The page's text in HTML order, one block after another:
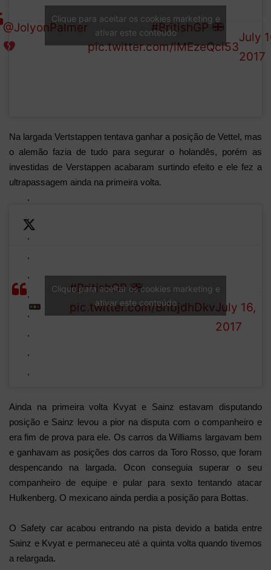
Heartbreak for
@JolyonPalmer
problems ahead of the
start of the #BritishGP
pic.twitter.com/iMEzeQci53
July
2017
Clique para aceitar os cookies marketing e
ativar este conteúdo
Na largada Vertstappen tentava ganhar a posição de Vettel, mas
o alemão fazia de tudo para segurar o holandês, porém as
investidas de Verstappen acabaram surtindo efeito e ele fez a
ultrapassagem ainda na primeira volta.
OUT!
#BritishGP
pic.twitter.com/BribjdhDkv
1 (@F1)
July 16,
2017
Clique para aceitar os cookies marketing e
ativar este conteúdo
Ainda na primeira volta Kvyat e Sainz estavam disputando
posição e Sainz levou a pior na disputa com o companheiro e
era fim de prova para ele. Os carros da Williams largavam bem
e ganhavam as posições dos carros da Toro Rosso, que foram
despencando na largada. Ocon conseguia superar o seu
companheiro de equipe e pular para sexto tentando atacar
Hulkenberg. O mexicano ainda perdia a posição para Bottas.
O Safety car acabou entrando na pista devido a batida entre
Sainz e Kvyat e permaneceu até a quinta volta quando tivemos
a relargada.